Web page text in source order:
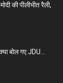
की पीलीभीत रैली,
बोल गए JDU...